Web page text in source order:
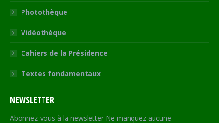
Photothèque
Vidéothèque
Cahiers de la Présidence
Textes fondamentaux
NEWSLETTER
Abonnez-vous à la newsletter Ne manquez aucune